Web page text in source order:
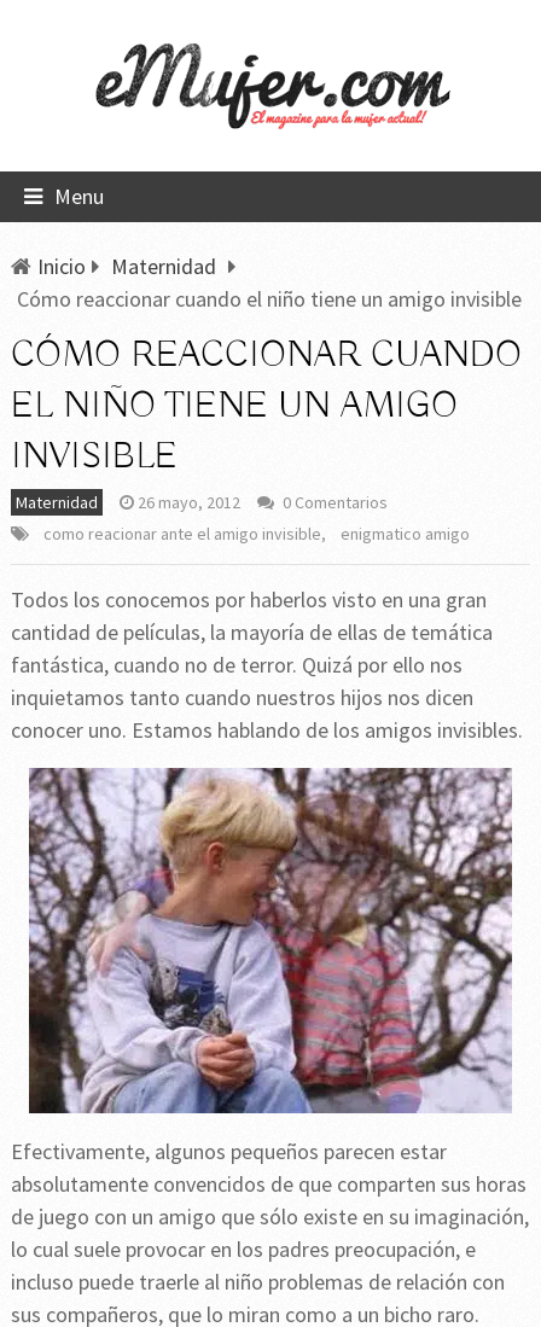
Menu
Inicio
Maternidad
Cómo reaccionar cuando el niño tiene un amigo invisible
CÓMO REACCIONAR CUANDO
EL NIÑO TIENE UN AMIGO
INVISIBLE
Maternidad 26 mayo, 2012
0 Comentarios
como reacionar ante el amigo invisible, enigmatico amigo
Todos los conocemos por haberlos visto en una gran
cantidad de películas, la mayoría de ellas de temática
fantástica, cuando no de terror. Quizá por ello nos
inquietamos tanto cuando nuestros hijos nos dicen
conocer uno. Estamos hablando de los amigos invisibles.
Efectivamente, algunos pequeños parecen estar
absolutamente convencidos de que comparten sus horas
de juego con un amigo que sólo existe en su imaginación,
lo cual suele provocar en los padres preocupación, e
incluso puede traerle al niño problemas de relación con
sus compañeros, que lo miran como a un bicho raro.